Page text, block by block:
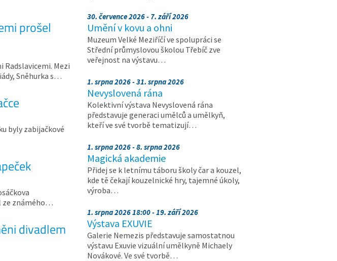
prošel
Mezi
Sněhurka s…
byly zabijačkové
ze známého…
divadlem
30. července 2026 - 7. září 2026
Umění v kovu a ohni
Muzeum Velké Meziříčí ve spolupráci se
Střední průmyslovou školou Třebíč zve
veřejnost na výstavu…
1. srpna 2026 - 31. srpna 2026
Nevyslovená rána
Kolektivní výstava Nevyslovená rána
představuje generaci umělců a umělkyň,
kteří ve své tvorbě tematizují…
1. srpna 2026 - 8. srpna 2026
Magická akademie
Přidej se k letnímu táboru školy čar a kouzel,
kde tě čekají kouzelnické hry, tajemné úkoly,
výroba…
1. srpna 2026 18:00 - 19. září 2026
Výstava EXUVIE
Galerie Nemezis představuje samostatnou
výstavu Exuvie vizuální umělkyně Michaely
Novákové. Ve své tvorbě…